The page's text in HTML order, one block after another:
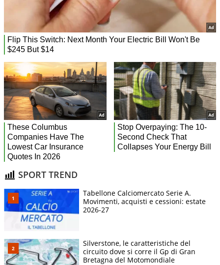
SPORT TREND
Tabellone Calciomercato Serie A.
Movimenti, acquisti e cessioni: estate
2026-27
Silverstone, le caratteristiche del
circuito dove si corre il Gp di Gran
Bretagna del Motomondiale